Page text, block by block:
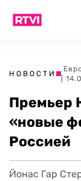
НОВОСТИ
|
Премьер
«новые
Россией
Йонас Гар